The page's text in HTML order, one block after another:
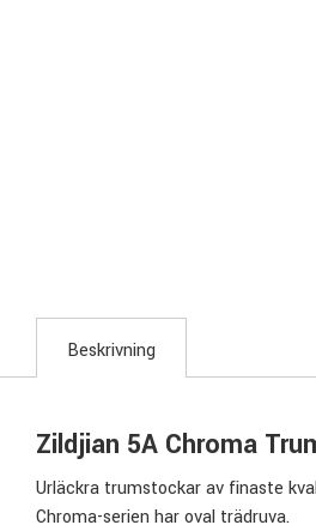
Beskrivning
Zildjian 5A Chroma
Urläckra trumstockar av finaste
Chroma-serien har oval trädruva.